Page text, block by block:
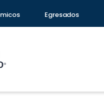
Egresados